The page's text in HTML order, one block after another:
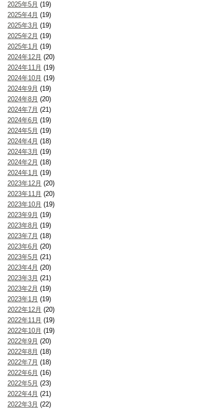
2025年5月 (19)
2025年4月 (19)
2025年3月 (19)
2025年2月 (19)
2025年1月 (19)
2024年12月 (20)
2024年11月 (19)
2024年10月 (19)
2024年9月 (19)
2024年8月 (20)
2024年7月 (21)
2024年6月 (19)
2024年5月 (19)
2024年4月 (18)
2024年3月 (19)
2024年2月 (18)
2024年1月 (19)
2023年12月 (20)
2023年11月 (20)
2023年10月 (19)
2023年9月 (19)
2023年8月 (19)
2023年7月 (18)
2023年6月 (20)
2023年5月 (21)
2023年4月 (20)
2023年3月 (21)
2023年2月 (19)
2023年1月 (19)
2022年12月 (20)
2022年11月 (19)
2022年10月 (19)
2022年9月 (20)
2022年8月 (18)
2022年7月 (18)
2022年6月 (16)
2022年5月 (23)
2022年4月 (21)
2022年3月 (22)